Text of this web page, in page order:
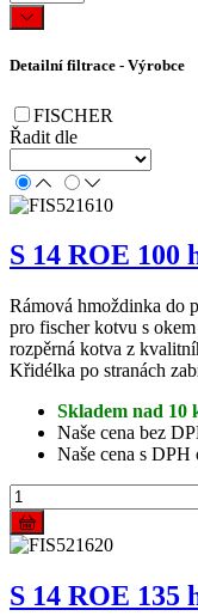
Detailní filtrace - Výrobce
FISCHER
Řadit dle
S 14 ROE 100
Rámová hmoždinka do
pro fischer kotvu s
rozpěrná kotva z
Křidélka po stranách
Skladem nad 10
Naše cena bez
Naše cena s DPH
S 14 ROE 135